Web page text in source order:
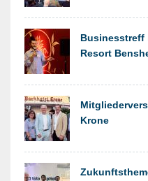
Businesstreff
Resort
Krone